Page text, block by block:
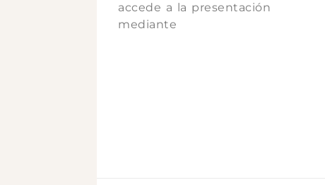
accede a la presentación
mediante